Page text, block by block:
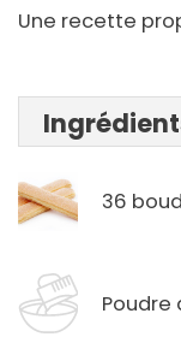
Une recette
36